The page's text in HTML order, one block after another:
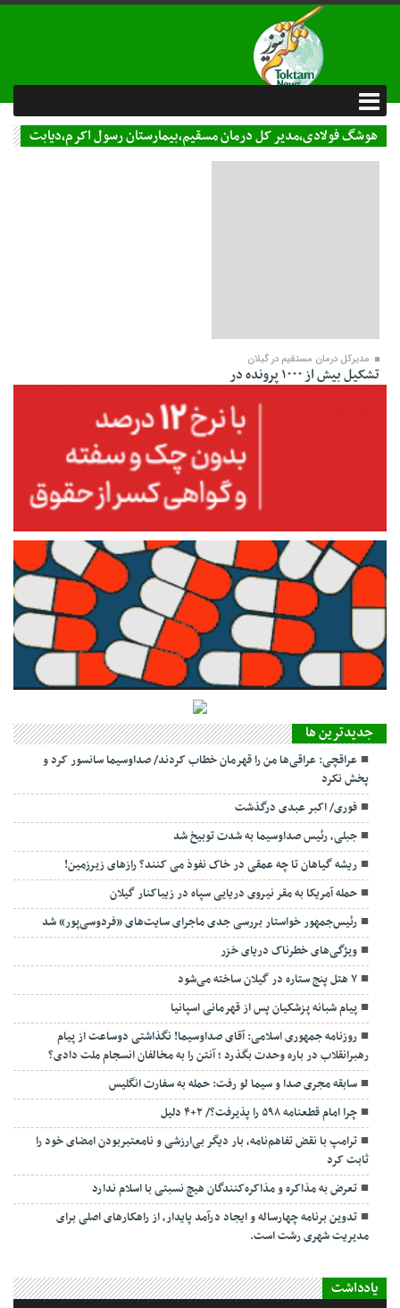
هوشگ فولادی،مدیر کل درمان مسقیم،بیمارستان رسول اکرم،دیابت
مدیرکل درمان مستقیم در گیلان
تشکیل بیش از ۱۰۰۰ پرونده در
بیمارستان حضرت رسول رشت
جديدترين ها
عراقچی: عراقی‌ها من را قهرمان خطاب کردند/ صداوسیما سانسور کرد و
پخش نکرد
فوری/ اکبر عبدی درگذشت
جبلی، رئیس صداوسیما به شدت توبیخ شد
ریشه گیاهان تا چه عمقی در خاک نفوذ می کنند؟ رازهای زیرزمین!
حمله آمریکا به مقر نیروی دریایی سپاه در زیباکنار گیلان
رئیس‌جمهور خواستار بررسی جدی ماجرای سایت‌های «فردوسی‌پور» شد
ویژگی‌های خطرناک دریای خزر
۷ هتل پنج ستاره در گیلان ساخته می‌شود
پیام شبانه پزشکیان پس از قهرمانی اسپانیا
روزنامه جمهوری اسلامی: آقای صداوسیما! نگذاشتی دوساعت از پیام
رهبرانقلاب در باره وحدت بگذرد ؛ آنتن را به مخالفان انسجام ملت دادی؟
سابقه مجری صدا و سیما لو رفت: حمله به سفارت انگلیس
چرا امام قطعنامه ۵۹۸ را پذیرفت؟/ ۲+۴ دلیل
ترامپ با نقض تفاهم‌نامه، بار دیگر بی‌ارزشی و نامعتبربودن امضای خود را
ثابت کرد
تعرض به مذاکره و مذاکره‌کنندگان هیچ نسبتی با اسلام ندارد
تدوین برنامه چهارساله و ایجاد درآمد پایدار، از راهکارهای اصلی برای
مدیریت شهری رشت است.
یادداشت